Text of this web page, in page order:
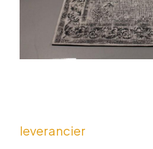
leverancier